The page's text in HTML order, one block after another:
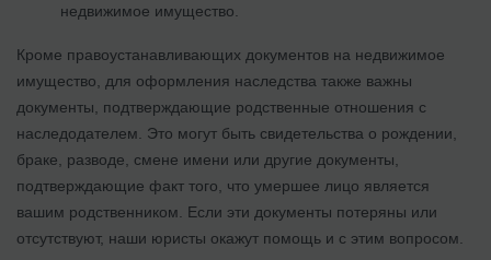
недвижимое имущество.
Кроме правоустанавливающих документов на недвижимое
имущество, для оформления наследства также важны
документы, подтверждающие родственные отношения с
наследодателем. Это могут быть свидетельства о рождении,
браке, разводе, смене имени или другие документы,
подтверждающие факт того, что умершее лицо является
вашим родственником. Если эти документы потеряны или
отсутствуют, наши юристы окажут помощь и с этим вопросом.